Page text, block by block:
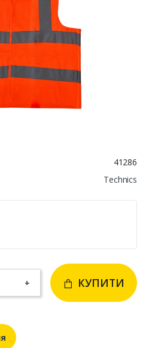
41286
Technics
+ КУПИТИ